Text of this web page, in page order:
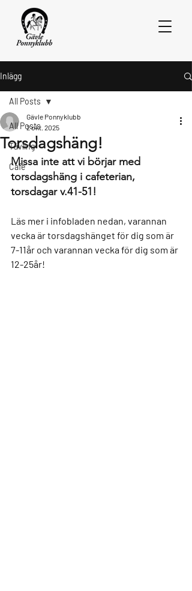
Inlägg
All Posts
Tävling
Cafe
All Posts
Torsdagshäng!
Gävle Ponnyklubb
2 okt. 2025
Missa inte att vi börjar med
torsdagshäng i cafeterian,
torsdagar v.41-51!
Läs mer i infobladen nedan, varannan
vecka är torsdagshänget för dig som är
7-11år och varannan vecka för dig som är
12-25år!